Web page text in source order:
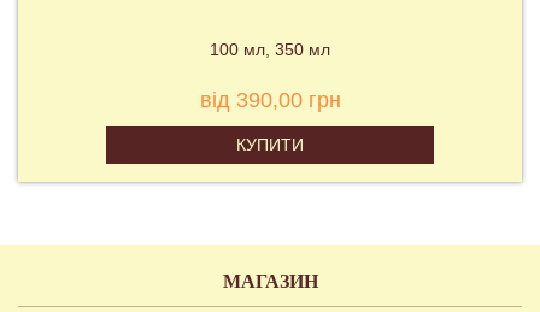
100 мл 350 мл
від 390,00 грн
КУПИТИ
МАГАЗИН